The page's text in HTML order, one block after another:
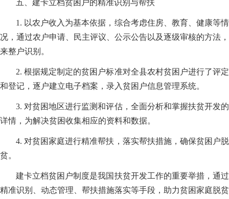
五、建卡立档贫困户的精准识别与帮扶
1. 以农户收入为基本依据，综合考虑住房、教育、健康等情
况，通过农户申请、民主评议、公示公告以及逐级审核的方法，
来整户识别。
2. 根据规定制定的贫困户标准对全县农村贫困户进行了评定
和登记，逐户建立电子档案，录入贫困户信息管理系统。
3. 对贫困地区进行监测和评估，全面分析和掌握扶贫开发的
详情，为解决贫困收集相应的资料和数据。
4. 对贫困家庭进行精准帮扶，落实帮扶措施，确保贫困户脱
贫。
建卡立档贫困户制度是我国扶贫开发工作的重要举措，通过
精准识别、动态管理、帮扶措施落实等手段，助力贫困家庭脱贫